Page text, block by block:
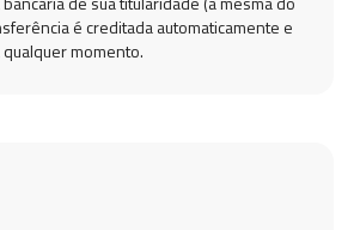
é creditada automaticamente e
momento.